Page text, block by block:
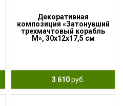
Декоративная
композиция «Затонувший
трехмачтовый корабль
M», 30х12х17,5 см
3 610руб.